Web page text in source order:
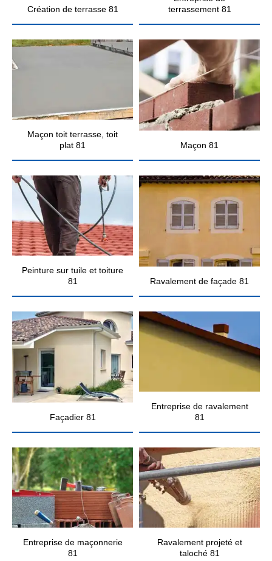
Création de terrasse 81
terrassement 81
Maçon toit terrasse, toit
plat 81
Maçon 81
Peinture sur tuile et toiture
81
Ravalement de façade 81
Façadier 81
Entreprise de ravalement
81
Entreprise de maçonnerie
81
Ravalement projeté et
taloché 81